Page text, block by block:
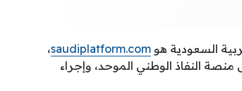
السعودية هو saudiplatform.com،
منصة النفاذ الوطني الموحد، وإجراء